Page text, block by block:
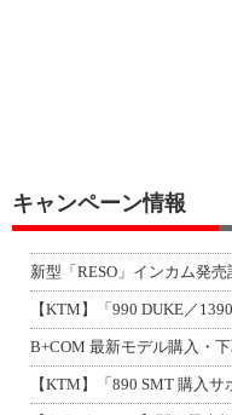
キャンペーン情報
【KTM】「990 DUKE／